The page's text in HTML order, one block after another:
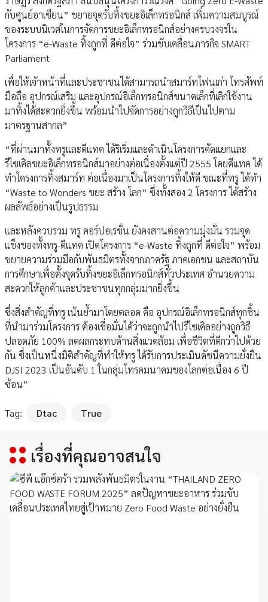
กับศูนย์อาเซียน” ขยายจุดรับทิ้งขยะอิเล็กทรอนิกส์ เพิ่มความสมบูรณ์
ของระบบนิเวศในการจัดการขยะอิเล็กทรอนิกส์อย่างครบวงจรใน
โครงการ “e-Waste ทิ้งถูกที่ ดีต่อใจ” ร่วมขับเคลื่อนภารกิจ SMART
Parliament
เพื่อให้เจ้าหน้าที่และประชาชนได้สามารถนำสมาร์ทโฟนเก่า โทรศัพท์
มือถือ อุปกรณ์เสริม และอุปกรณ์อิเล็กทรอนิกส์ขนาดเล็กที่เลิกใช้งาน
มาทิ้งได้สะดวกยิ่งขึ้น พร้อมนำไปจัดการอย่างถูกวิธีเป็นไปตาม
มาตรฐานสากล”
“ที่ผ่านมาทั้งทรูและดีแทค ได้ริเริ่มและดำเนินโครงการคัดแยกและ
รีไซเคิลขยะอิเล็กทรอนิกส์มาอย่างต่อเนื่องตั้งแต่ปี 2555 โดยดีแทค ได้
ทำโครงการทิ้งสมาร์ท ต่อเนื่องมาเป็นโครงการทิ้งให้ดี ขณะที่ทรู ได้ทำ
“Waste to Wonders ขยะ สร้าง โลก” ซึ่งทั้งสอง 2 โครงการ ได้สร้าง
ผลลัพธ์อย่างเป็นรูปธรรม
และหลังควบรวม ทรู คอร์ปอเรชั่น ยังคงสานต่อความมุ่งมั่น รวมจุด
แข็งของทั้งทรู-ดีแทค เปิดโครงการ “e-Waste ทิ้งถูกที่ ดีต่อใจ” พร้อม
ขยายความร่วมมือกับพันธมิตรทั้งจากภาครัฐ ภาคเอกชน และสถาบัน
การศึกษาเพื่อตั้งจุดรับทิ้งขยะอิเล็กทรอนิกส์ทั่วประเทศ อำนวยความ
สะดวกให้ลูกค้าและประชาชนทุกกลุ่มมากยิ่งขึ้น
ซึ่งสิ่งสำคัญที่ทรู เน้นย้ำมาโดยตลอด คือ อุปกรณ์อิเล็กทรอนิกส์ทุกชิ้น
ที่นำมาร่วมโครงการ ต้องเชื่อมั่นได้ว่าจะถูกนำไปรีไซเคิลอย่างถูกวิธี
ปลอดภัย 100% ลดผลกระทบด้านสิ่งแวดล้อม เพื่อชีวิตที่ดีกว่าไปด้วย
กัน ซึ่งเป็นหนึ่งมิติสำคัญที่ทำให้ทรู ได้รับการประเมินดัชนีความยั่งยืน
DJSI 2023 เป็นอันดับ 1 ในกลุ่มโทรคมนาคมของโลกต่อเนื่อง 6 ปี
ซ้อน”
Tag: Dtac True
เรื่องที่คุณอาจสนใจ